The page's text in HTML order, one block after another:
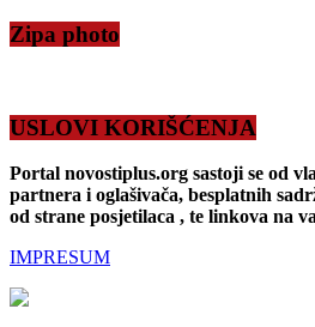
Zipa photo
USLOVI KORIŠĆENJA
Portal novostiplus.org sastoji se od
partnera i oglašivača, besplatnih
od strane posjetilaca , te linkova na
IMPRESUM